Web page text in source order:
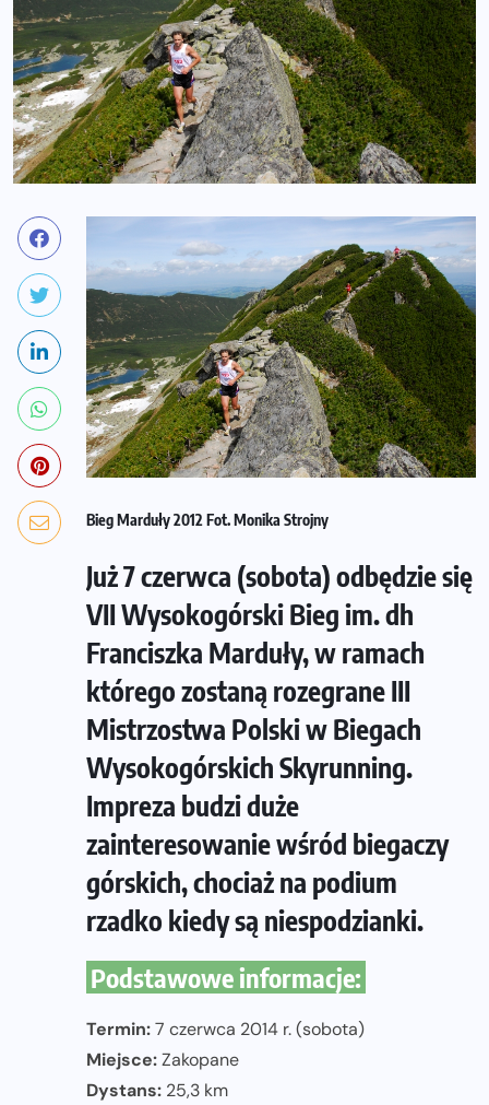
Bieg Marduły 2012 Fot. Monika Strojny
Już 7 czerwca (sobota) odbędzie się
VII Wysokogórski Bieg im. dh
Franciszka Marduły, w ramach
którego zostaną rozegrane III
Mistrzostwa Polski w Biegach
Wysokogórskich Skyrunning.
Impreza budzi duże
zainteresowanie wśród biegaczy
górskich, chociaż na podium
rzadko kiedy są niespodzianki.
Podstawowe informacje:
Termin:7 czerwca 2014 r. (sobota)
Miejsce:Zakopane
Dystans: 25,3 km